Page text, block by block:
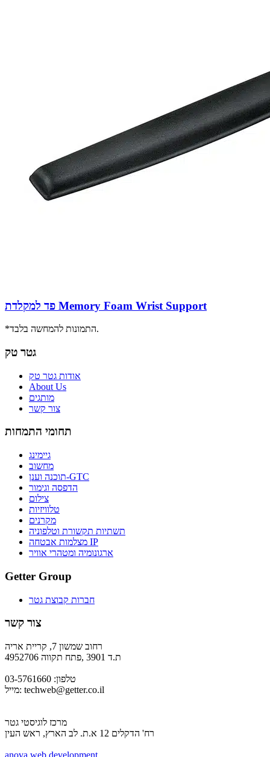
פד למקלדת Memory Foam Wrist Support
*התמונות להמחשה בלבד.
גטר טק
אודות גטר טק
About Us
מותגים
צור קשר
תחומי התמחות
גיימינג
מחשוב
תוכנה וענן-GTC
הדפסה וגימור
צילום
טלוויזיות
מקרנים
תשתיות תקשורת וטלפוניה
מצלמות אבטחה IP
ארגונומיה ומטהרי אוויר
Getter Group
חברות קבוצת גטר
צור קשר
רחוב שמשון 7, קריית אריה
ת.ד 3901 ,פתח תקווה 4952706
טלפון: 03-5761660
מייל: techweb@getter.co.il
מרכז לוגיסטי גטר
רח' הדקלים 12 א.ת. לב הארץ, ראש העין
anova web development